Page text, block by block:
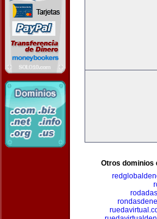
Otros dominios